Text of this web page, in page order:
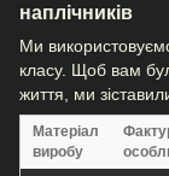
наплічників
Ми
класу. Щоб вам
життя, ми
Матеріал
виробу